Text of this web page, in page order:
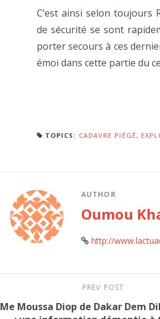
C’est ainsi selon toujours
de sécurité se sont
porter secours à ces
émoi dans cette partie du
TOPICS: CADAVRE PIÉGÉ,
AUTHOR
Oumou
http://
PREV POST
Me Moussa Diop de Dakar Dem